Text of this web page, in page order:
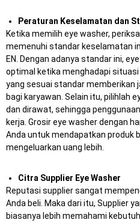
Peraturan Keselamatan dan
Ketika memilih eye washer,
memenuhi standar keselamatan
EN. Dengan adanya standar ini,
optimal ketika menghadapi
yang sesuai standar memberikan
bagi karyawan. Selain itu, pilihlah
dan dirawat, sehingga
kerja. Grosir eye washer dengan
Anda untuk mendapatkan produk
mengeluarkan uang lebih.
Citra Supplier Eye Washer
Reputasi supplier sangat
Anda beli. Maka dari itu, Supplier
biasanya lebih memahami